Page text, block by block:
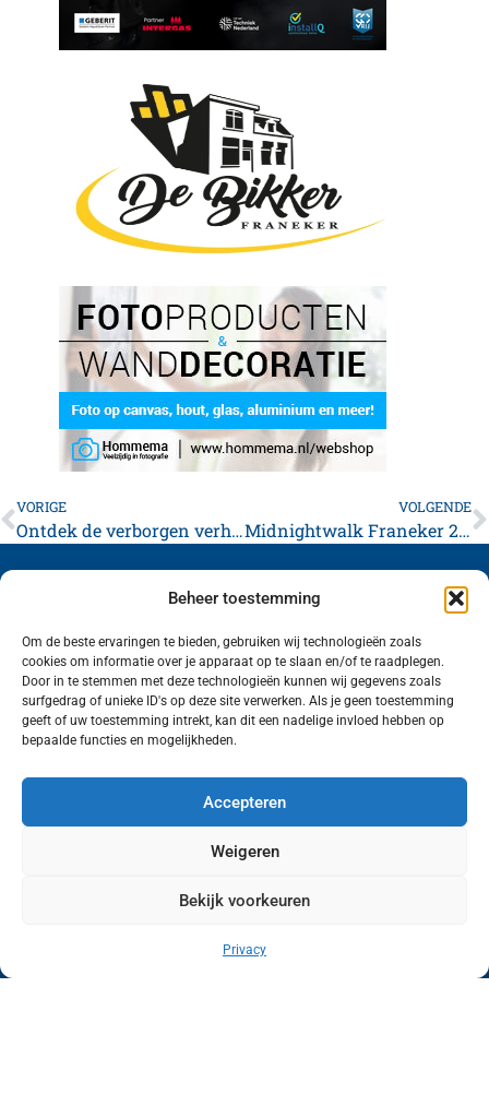
Beheer toestemming
Om de beste ervaringen te bieden, gebruiken wij technologieën zoals
cookies om informatie over je apparaat op te slaan en/of te raadplegen.
Door in te stemmen met deze technologieën kunnen wij gegevens zoals
surfgedrag of unieke ID's op deze site verwerken. Als je geen toestemming
geeft of uw toestemming intrekt, kan dit een nadelige invloed hebben op
bepaalde functies en mogelijkheden.
Accepteren
Weigeren
Bekijk voorkeuren
Privacy
VORIGE
Ontdek de verborgen verhalen van Franeker met de Stadsgidsen
VOLGENDE
Midnightwalk Franeker 2026 komt eraan… Kaartverkoop start op 27 mei
Volg ons (hierboven) op social media!
Wij van FranekerActueel.nl verzorgen het nieuws